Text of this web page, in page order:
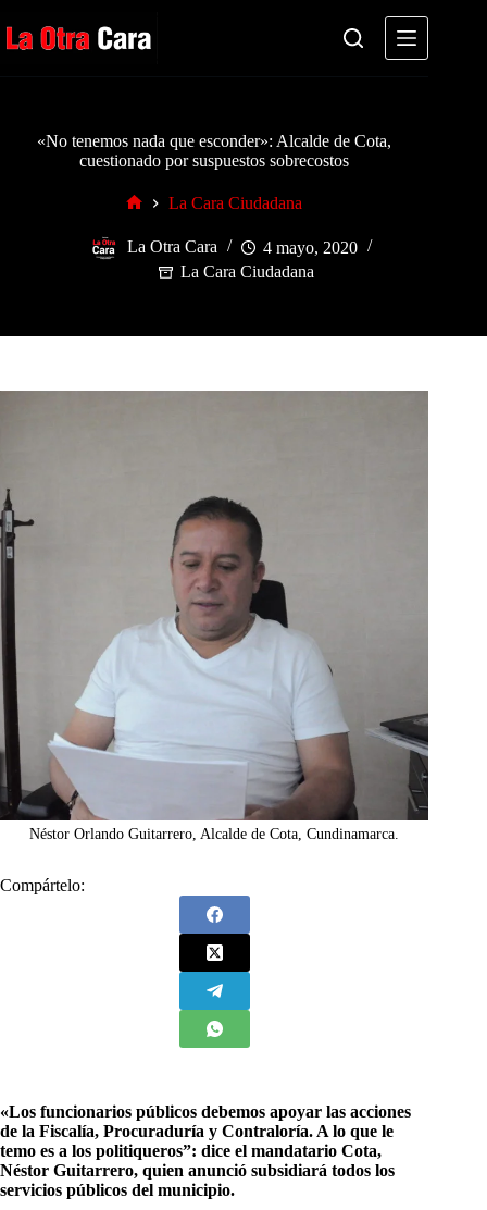
al
contenido
«No tenemos nada que esconder»: Alcalde de Cota,
cuestionado por suspuestos sobrecostos
La Cara Ciudadana
La Otra Cara
4 mayo, 2020
La Cara Ciudadana
Néstor Orlando Guitarrero, Alcalde de Cota, Cundinamarca.
Compártelo:
«Los funcionarios públicos debemos apoyar las acciones
de la Fiscalía, Procuraduría y Contraloría. A lo que le
temo es a los politiqueros”: dice el mandatario Cota,
Néstor Guitarrero, quien anunció subsidiará todos los
servicios públicos del municipio.